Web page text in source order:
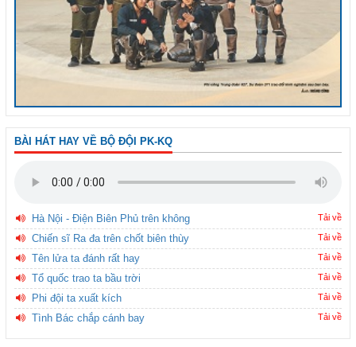
BÀI HÁT HAY VỀ BỘ ĐỘI PK-KQ
Hà Nội - Điện Biên Phủ trên không Tải về
Chiến sĩ Ra đa trên chốt biên thùy Tải về
Tên lửa ta đánh rất hay Tải về
Tổ quốc trao ta bầu trời Tải về
Phi đội ta xuất kích Tải về
Tình Bác chắp cánh bay Tải về